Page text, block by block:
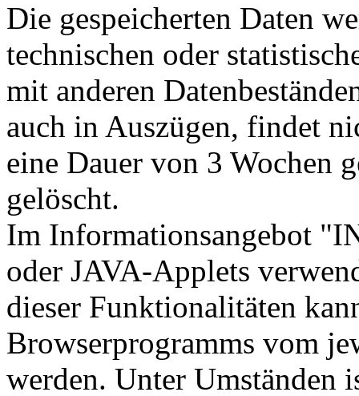
Die gespeicherten Daten
technischen oder
mit anderen
auch in Auszügen, findet
eine Dauer von 3 Wochen
gelöscht.
Im Informationsangebot
oder JAVA-Applets
dieser Funktionalitäten
Browserprogramms vom
werden. Unter Umständen